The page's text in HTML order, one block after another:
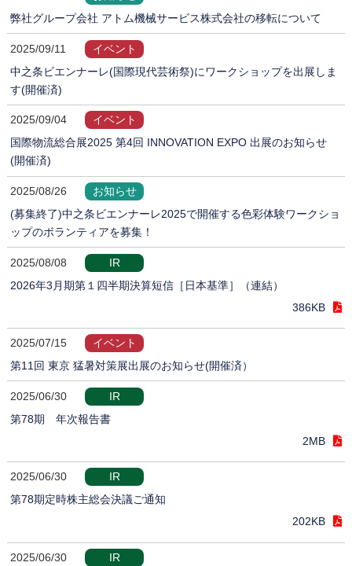
弊社グループ会社 アトム機械サービス株式会社の移転について
2025/09/11
イベント
中之条ビエンナーレ(国際現代芸術祭)にワークショップを出展しま
す(開催済)
2025/09/04
イベント
国際物流総合展2025 第4回 INNOVATION EXPO 出展のお知らせ
(開催済)
2025/08/26
お知らせ
(募集終了)中之条ビエンナーレ2025で開催する色彩体験ワークショ
ップのボランティアを募集！
2025/08/08
IR
2026年3月期第１四半期決算短信［日本基準］（連結）
386KB
2025/07/15
イベント
第11回 東京 猛暑対策展出展のお知らせ(開催済）
2025/06/30
IR
第78期 年次報告書
2MB
2025/06/30
IR
第78期定時株主総会決議ご通知
202KB
2025/06/30
IR